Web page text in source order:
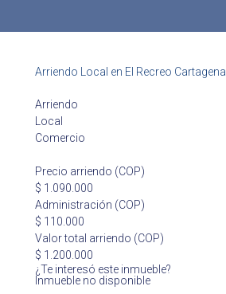
Arriendo Local en El Recreo Cartagena
Arriendo
Local
Comercio
Precio arriendo (COP)
$ 1.090.000
Administración (COP)
$ 110.000
Valor total arriendo (COP)
$ 1.200.000
¿Te interesó este inmueble?
Inmueble no disponible